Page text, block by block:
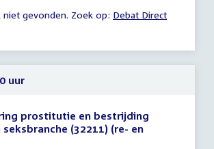
niet gevonden. Zoek op: External
Debat Direct
uur
prostitutie en bestrijding
(32211) (re- en